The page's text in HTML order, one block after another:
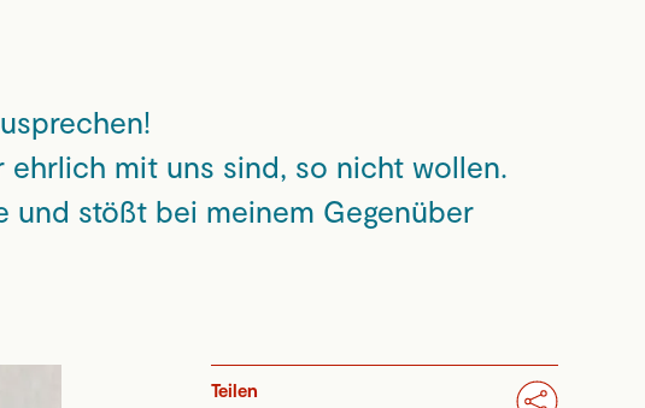
mit uns sind, so nicht wollen.
und stößt bei meinem Gegenüber
Teilen